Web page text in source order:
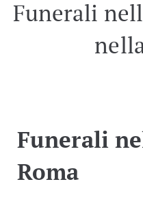
Funerali
Funerali
Roma